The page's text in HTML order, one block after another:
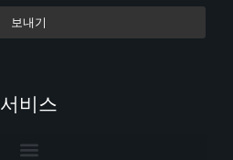
보내기
서비스